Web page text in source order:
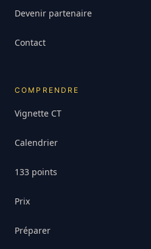
Devenir partenaire
Contact
COMPRENDRE
Vignette CT
Calendrier
133 points
Prix
Préparer